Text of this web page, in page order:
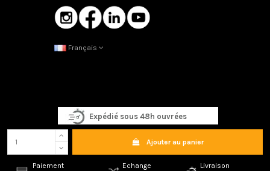
Expédié sous 48h ouvrées
Ajouter au panier
Paiement
Echange
Livraison
Français
Copyright © 2025 Mârkö Helmets. Tous droits réservés
47 boulevard